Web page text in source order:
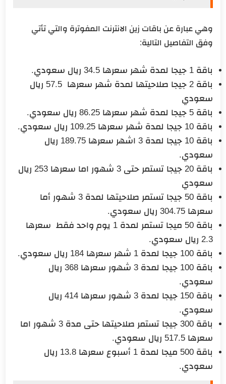
وهي عبارة عن باقات زين الانترنت المفوترة والتي تأتي
وفق التفاصيل التالية:
باقة 1 جيجا لمدة شهر سعرها 34.5 ريال سعودي.
باقة 2 جيجا صلاحيتها لمدة شهر سعرها 57.5 ريال
سعودي
باقة 5 جيجا لمدة شهر سعرها 86.25 ريال سعودي.
باقة 10 جيجا لمدة شهر سعرها 109.25 ريال سعودي.
باقة 10 جيجا لمدة 3 اشهر سعرها 189.75 ريال
سعودي.
باقة 20 جيجا تستمر حتى 3 شهور اما سعرها 253 ريال
سعودي
باقة 50 جيجا تستمر صلاحيتها لمدة 3 شهور أما
سعرها 304.75 ريال سعودي.
باقة 50 ميجا تستمر لمدة 1 يوم واحد فقط سعرها
2.3 ريال سعودي.
باقة 100 جيجا لمدة 1 شهر سعرها 184 ريال سعودي.
باقة 100 جيجا لمدة 3 شهور سعرها 368 ريال
سعودي.
باقة 150 جيجا لمدة 3 شهور سعرها 414 ريال
سعودي.
باقة 300 جيجا تستمر صلاحيتها حتى مدة 3 شهور اما
سعرها 517.5 ريال سعودي.
باقة 500 ميجا لمدة 1 أسبوع سعرها 13.8 ريال
سعودي.